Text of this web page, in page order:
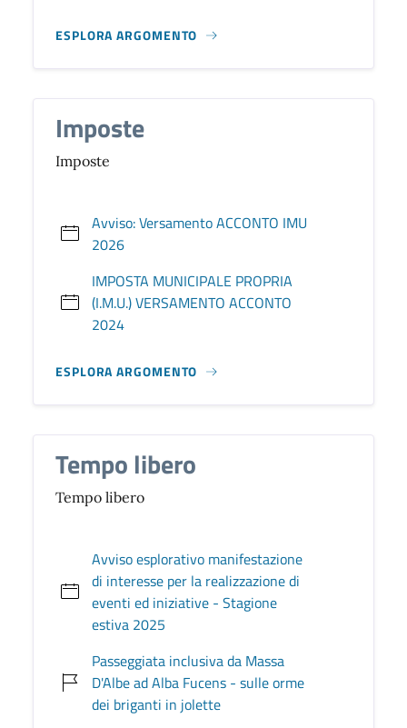
ESPLORA ARGOMENTO
Imposte
Imposte
Avviso: Versamento ACCONTO IMU
2026
IMPOSTA MUNICIPALE PROPRIA
(I.M.U.) VERSAMENTO ACCONTO
2024
ESPLORA ARGOMENTO
Tempo libero
Tempo libero
Avviso esplorativo manifestazione
di interesse per la realizzazione di
eventi ed iniziative - Stagione
estiva 2025
Passeggiata inclusiva da Massa
D'Albe ad Alba Fucens - sulle orme
dei briganti in jolette